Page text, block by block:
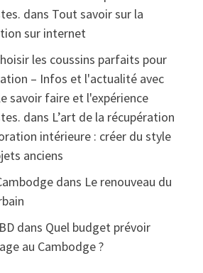
dans Tout savoir sur la
sur internet
les coussins parfaits pour
– Infos et l'actualité avec
savoir faire et l'expérience
dans L’art de la récupération
intérieure : créer du style
anciens
dans Le renouveau du
dans Quel budget prévoir
au Cambodge ?